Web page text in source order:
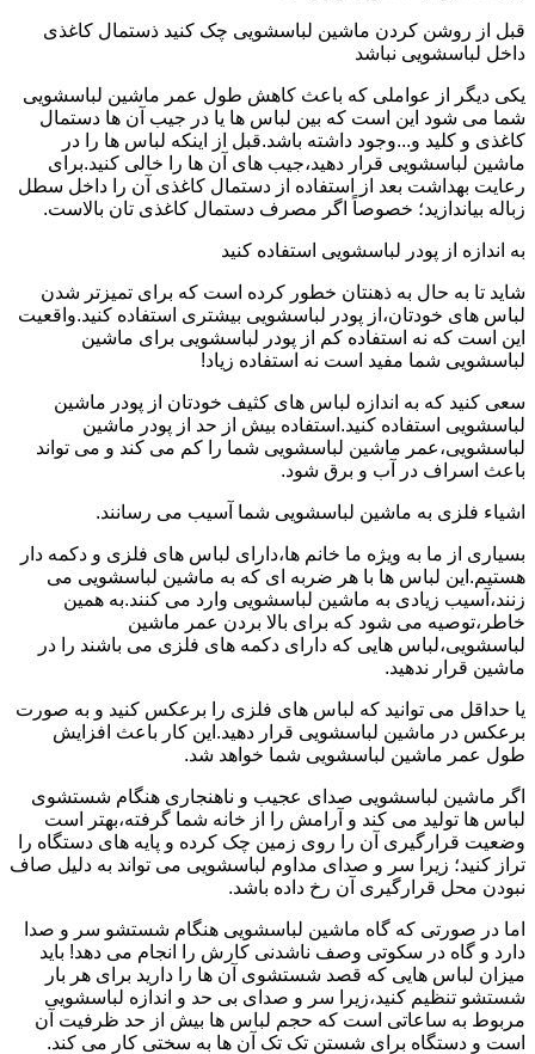
قبل از روشن کردن ماشین لباسشویی چک کنید ذستمال کاغذی
داخل لباسشویی نباشد
یکی دیگر از عواملی که باعث کاهش طول عمر ماشین لباسشویی
شما می شود این است که بین لباس ها یا در جیب آن ها دستمال
کاغذی و کلید و...وجود داشته باشد.قبل از اینکه لباس ها را در
ماشین لباسشویی قرار دهید،جیب های آن ها را خالی کنید.برای
رعایت بهداشت بعد از استفاده از دستمال کاغذی آن را داخل سطل
زباله بیاندازید؛ خصوصاً اگر مصرف دستمال کاغذی تان بالاست.
به اندازه از پودر لباسشویی استفاده کنید
شاید تا به حال به ذهنتان خطور کرده است که برای تمیزتر شدن
لباس های خودتان،از پودر لباسشویی بیشتری استفاده کنید.واقعیت
این است که نه استفاده کم از پودر لباسشویی برای ماشین
لباسشویی شما مفید است نه استفاده زیاد!
سعی کنید که به اندازه لباس های کثیف خودتان از پودر ماشین
لباسشویی استفاده کنید.استفاده بیش از حد از پودر ماشین
لباسشویی،عمر ماشین لباسشویی شما را کم می کند و می تواند
باعث اسراف در آب و برق شود.
اشیاء فلزی به ماشین لباسشویی شما آسیب می رسانند.
بسیاری از ما به ویژه ما خانم ها،دارای لباس های فلزی و دکمه دار
هستیم.این لباس ها با هر ضربه ای که به ماشین لباسشویی می
زنند،آسیب زیادی به ماشین لباسشویی وارد می کنند.به همین
خاطر،توصیه می شود که برای بالا بردن عمر ماشین
لباسشویی،لباس هایی که دارای دکمه های فلزی می باشند را در
ماشین قرار ندهید.
یا حداقل می توانید که لباس های فلزی را برعکس کنید و به صورت
برعکس در ماشین لباسشویی قرار دهید.این کار باعث افزایش
طول عمر ماشین لباسشویی شما خواهد شد.
اگر ماشین لباسشویی صدای عجیب و ناهنجاری هنگام شستشوی
لباس ها تولید می کند و آرامش را از خانه شما گرفته،بهتر است
وضعیت قرارگیری آن را روی زمین چک کرده و پایه های دستگاه را
تراز کنید؛ زیرا سر و صدای مداوم لباسشویی می تواند به دلیل صاف
نبودن محل قرارگیری آن رخ داده باشد.
اما در صورتی که گاه ماشین لباسشویی هنگام شستشو سر و صدا
دارد و گاه در سکوتی وصف ناشدنی کارش را انجام می دهد! باید
میزان لباس هایی که قصد شستشوی آن ها را دارید برای هر بار
شستشو تنظیم کنید،زیرا سر و صدای بی حد و اندازه لباسشویی
مربوط به ساعاتی است که حجم لباس ها بیش از حد ظرفیت آن
است و دستگاه برای شستن تک تک آن ها به سختی کار می کند.